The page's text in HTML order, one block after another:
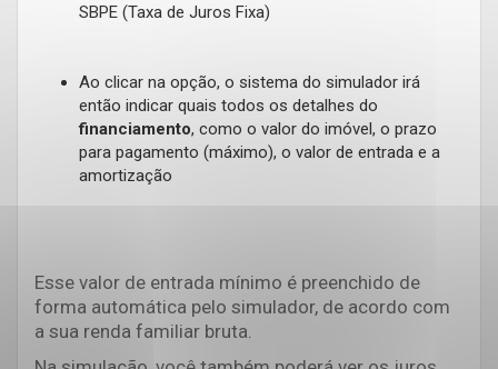
SBPE (Taxa de Juros Fixa)
Ao clicar na opção, o sistema do simulador irá
então indicar quais todos os detalhes do
financiamento, como o valor do imóvel, o prazo
para pagamento (máximo), o valor de entrada e a
amortização
Esse valor de entrada mínimo é preenchido de
forma automática pelo simulador, de acordo com
a sua renda familiar bruta.